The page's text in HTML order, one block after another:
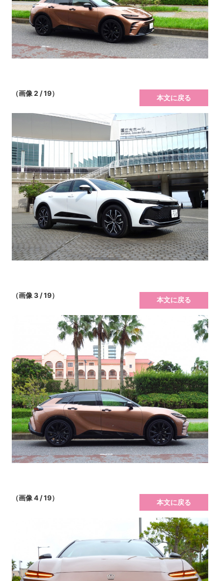
（画像 2 / 19）
本文に戻る
（画像 3 / 19）
本文に戻る
（画像 4 / 19）
本文に戻る